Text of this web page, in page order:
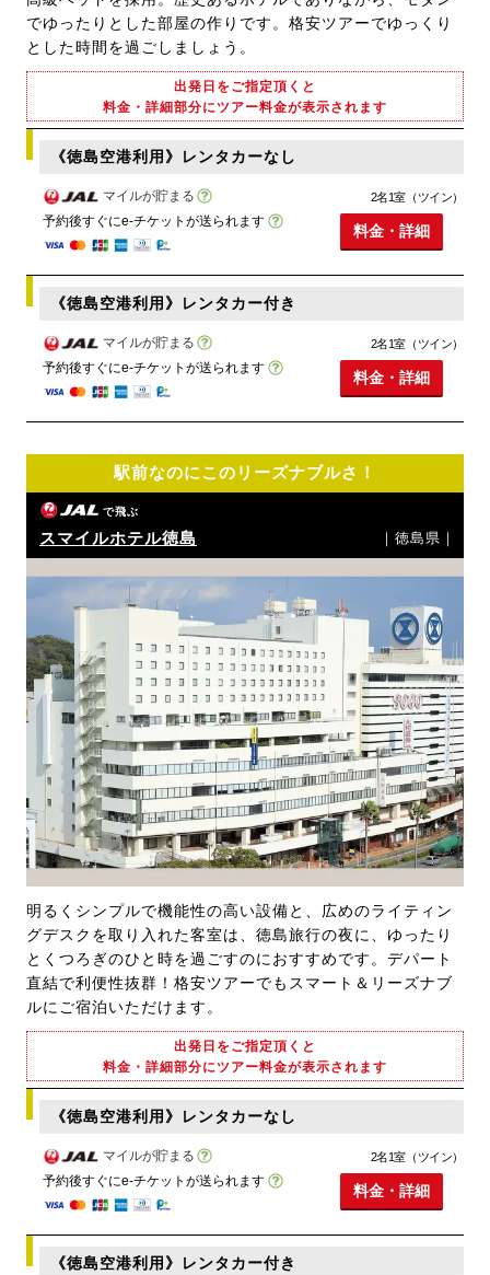
でゆったりとした部屋の作りです。格安ツアーでゆっくり
とした時間を過ごしましょう。
出発日をご指定頂くと
料金・詳細部分にツアー料金が表示されます
《徳島空港利用》レンタカーなし
マイルが貯まる
予約後すぐにe-チケットが送られます
2名1室（ツイン）
料金・詳細
《徳島空港利用》レンタカー付き
マイルが貯まる
予約後すぐにe-チケットが送られます
2名1室（ツイン）
料金・詳細
駅前なのにこのリーズナブルさ！
で飛ぶ
スマイルホテル徳島 ｜徳島県｜
明るくシンプルで機能性の高い設備と、広めのライティン
グデスクを取り入れた客室は、徳島旅行の夜に、ゆったり
とくつろぎのひと時を過ごすのにおすすめです。デパート
直結で利便性抜群！格安ツアーでもスマート＆リーズナブ
ルにご宿泊いただけます。
出発日をご指定頂くと
料金・詳細部分にツアー料金が表示されます
《徳島空港利用》レンタカーなし
マイルが貯まる
予約後すぐにe-チケットが送られます
2名1室（ツイン）
料金・詳細
《徳島空港利用》レンタカー付き